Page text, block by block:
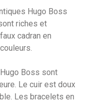
Hugo Boss
riches et
cadran en
Boss sont
Le cuir est doux
Les bracelets en